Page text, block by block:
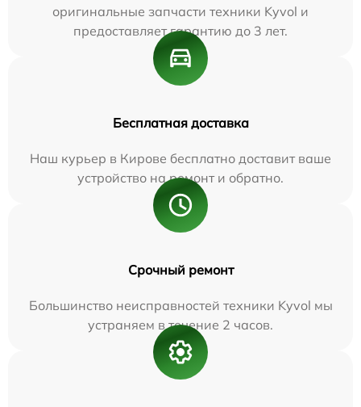
оригинальные запчасти техники Kyvol и
предоставляет гарантию до 3 лет.
Бесплатная доставка
Наш курьер в Кирове бесплатно доставит ваше
устройство на ремонт и обратно.
Срочный ремонт
Большинство неисправностей техники Kyvol мы
устраняем в течение 2 часов.